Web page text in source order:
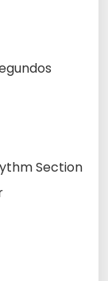
Section